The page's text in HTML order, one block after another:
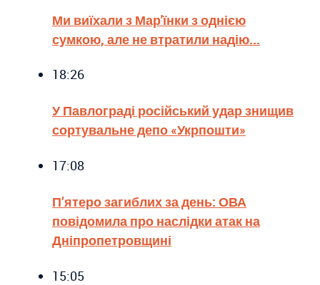
Ми виїхали з Мар'їнки з однією
сумкою, але не втратили надію...
18:26
У Павлограді російський удар знищив
сортувальне депо «Укрпошти»
17:08
П’ятеро загиблих за день: ОВА
повідомила про наслідки атак на
Дніпропетровщині
15:05